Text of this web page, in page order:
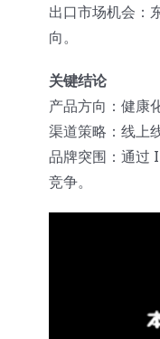
出口市场机会：
向。
关键结论
产品方向：健康
渠道策略：线上
品牌突围：通过
竞争。